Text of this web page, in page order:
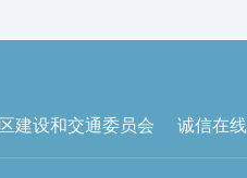
建设和交通委员会 诚信在线